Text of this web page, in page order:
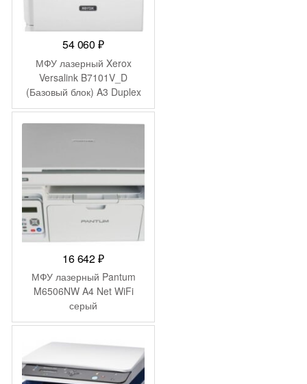
54 060₽
МФУ лазерный Xerox
Versalink B7101V_D
(Базовый блок) A3 Duplex
белый
16 642₽
МФУ лазерный Pantum
M6506NW A4 Net WiFi
серый